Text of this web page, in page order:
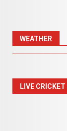
WEATHER
LIVE CRICKET